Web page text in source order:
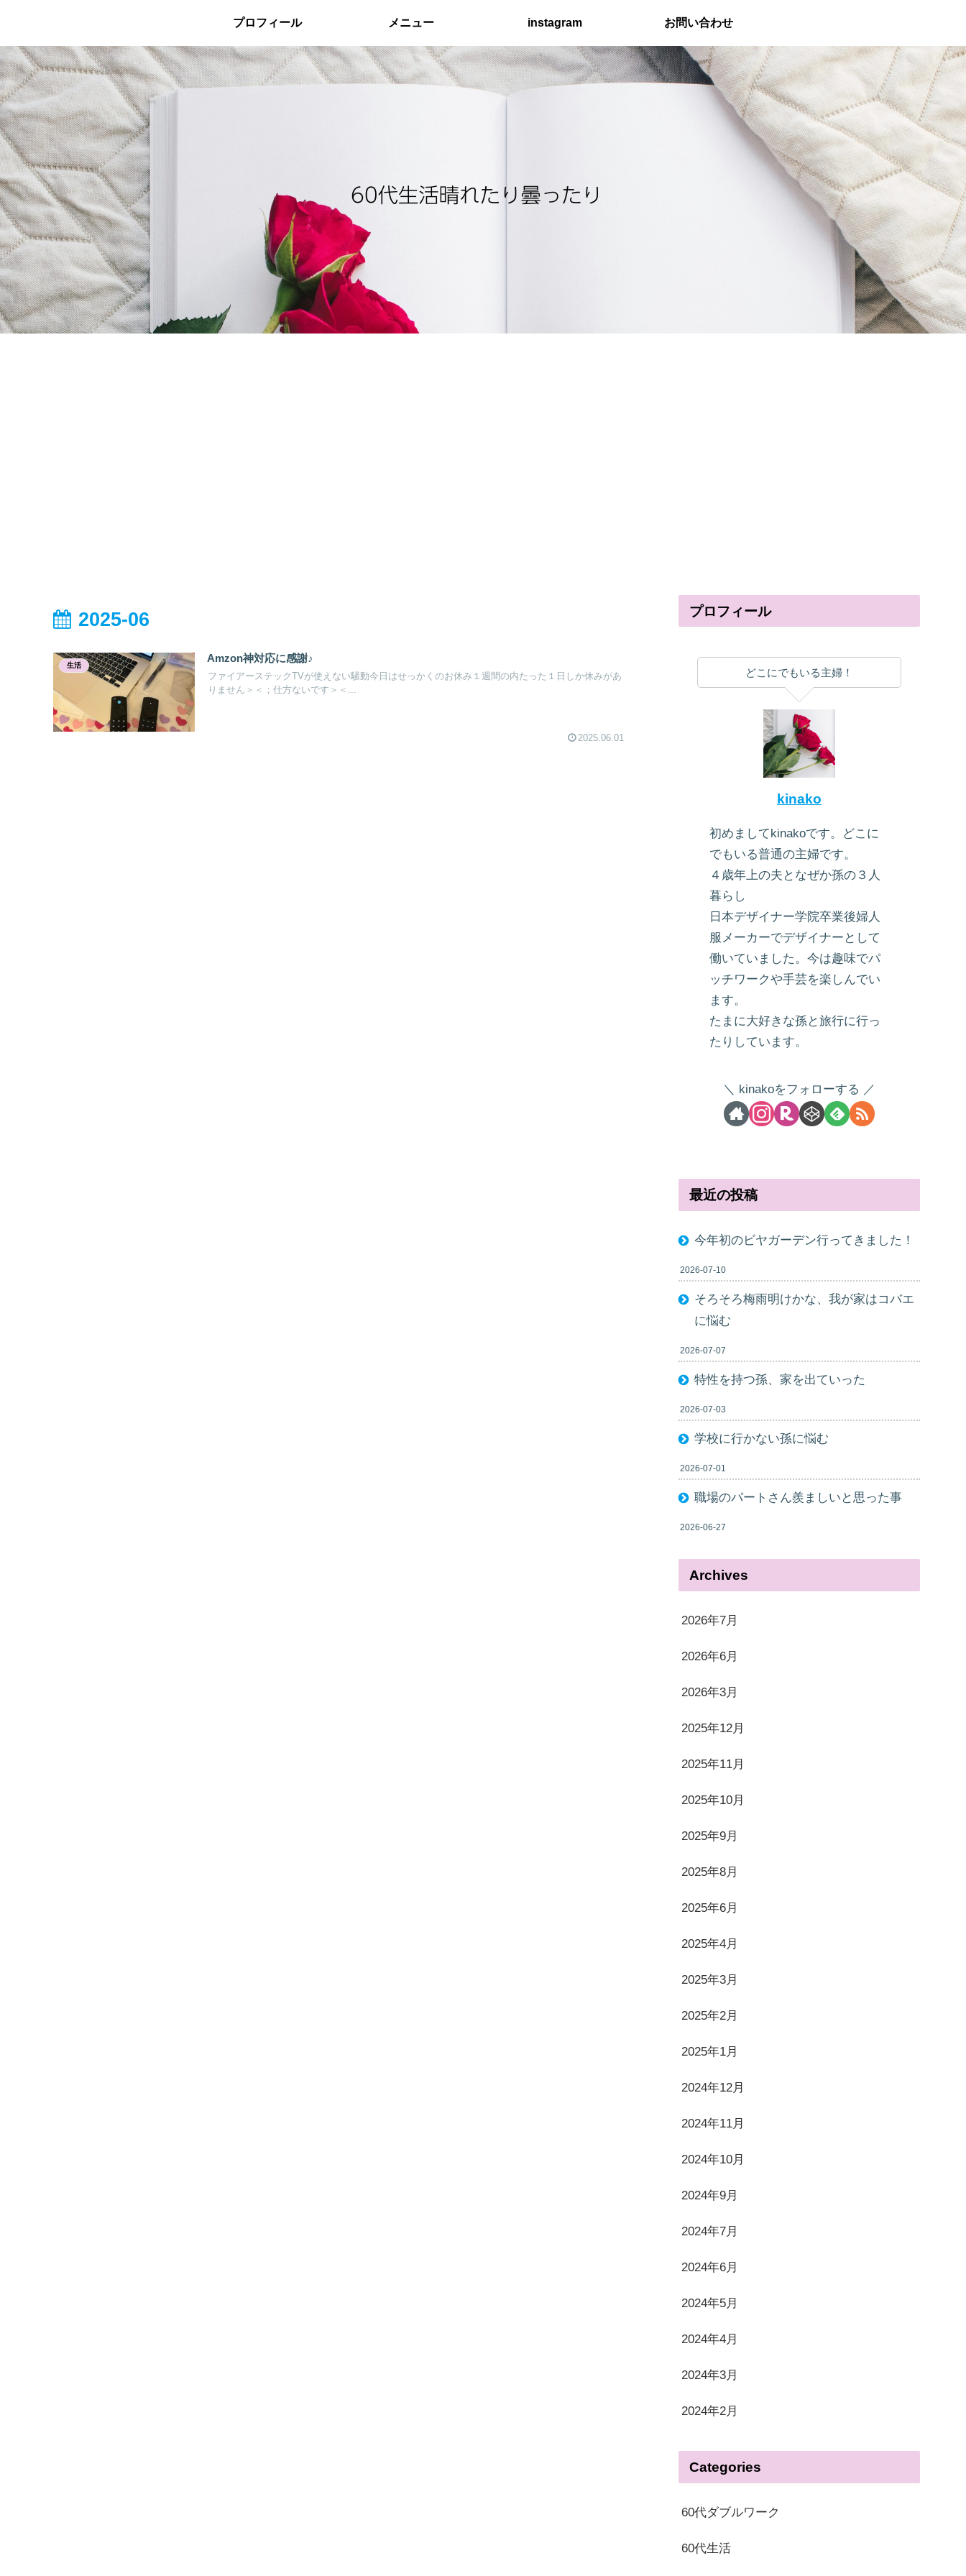
プロフィール メニュー instagram お問い合わせ
2025-06
生活
Amzon神対応に感謝♪
ファイアーステックTVが使えない騒動今日はせっかくのお休み１週間の内たった１日しか休みがあ
りません＞＜；仕方ないです＞＜...
2025.06.01
プロフィール
どこにでもいる主婦！
kinako
初めましてkinakoです。どこに
でもいる普通の主婦です。
４歳年上の夫となぜか孫の３人
暮らし
日本デザイナー学院卒業後婦人
服メーカーでデザイナーとして
働いていました。今は趣味でパ
ッチワークや手芸を楽しんでい
ます。
たまに大好きな孫と旅行に行っ
たりしています。
kinakoをフォローする
最近の投稿
今年初のビヤガーデン行ってきました！
2026-07-10
そろそろ梅雨明けかな、我が家はコバエ
に悩む
2026-07-07
特性を持つ孫、家を出ていった
2026-07-03
学校に行かない孫に悩む
2026-07-01
職場のパートさん羨ましいと思った事
2026-06-27
Archives
2026年7月
2026年6月
2026年3月
2025年12月
2025年11月
2025年10月
2025年9月
2025年8月
2025年6月
2025年4月
2025年3月
2025年2月
2025年1月
2024年12月
2024年11月
2024年10月
2024年9月
2024年7月
2024年6月
2024年5月
2024年4月
2024年3月
2024年2月
Categories
60代ダブルワーク
60代生活